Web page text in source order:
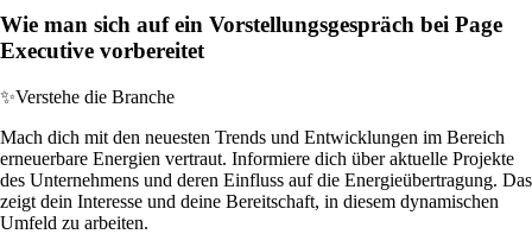
Wie man sich auf ein Vorstellungsgespräch bei Page
Executive vorbereitet
✨Verstehe die Branche
Mach dich mit den neuesten Trends und Entwicklungen im Bereich
erneuerbare Energien vertraut. Informiere dich über aktuelle Projekte
des Unternehmens und deren Einfluss auf die Energieübertragung. Das
zeigt dein Interesse und deine Bereitschaft, in diesem dynamischen
Umfeld zu arbeiten.